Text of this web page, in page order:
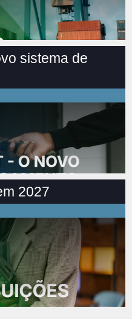
sistema de
2027